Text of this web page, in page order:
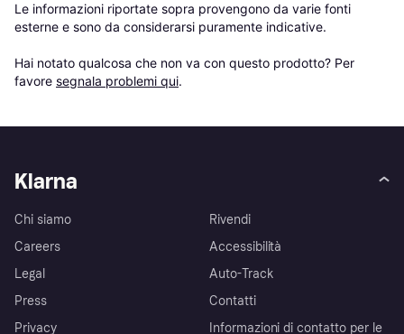
Le informazioni riportate sopra provengono da varie fonti
esterne e sono da considerarsi puramente indicative.
Hai notato qualcosa che non va con questo prodotto? Per
favore segnala problemi qui.
Klarna
Chi siamo
Careers
Legal
Press
Privacy
Rivendi
Accessibilità
Auto-Track
Contatti
Informazioni di contatto per le